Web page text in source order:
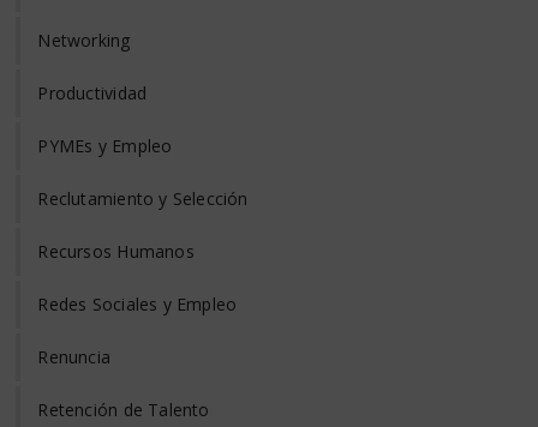
Networking
Productividad
PYMEs y Empleo
Reclutamiento y Selección
Recursos Humanos
Redes Sociales y Empleo
Renuncia
Retención de Talento